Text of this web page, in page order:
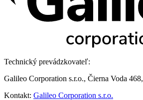
Technický prevádzkovateľ:
Galileo Corporation s.r.o., Čierna Voda
Kontakt: Galileo Corporation s.r.o.